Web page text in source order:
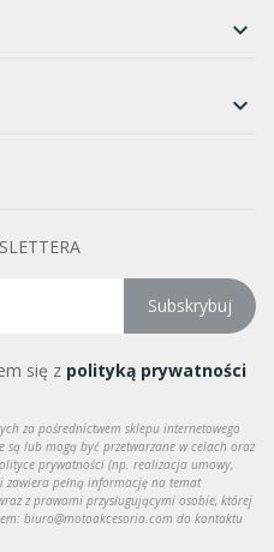


Subskrybuj
się z polityką prywatności
za pośrednictwem sklepu internetowego
są lub mogą być przetwarzane w celach oraz
prywatności (np. realizacja umowy,
pełną informację na temat
z prawami przysługującymi osobie, której
biuro@motoakcesoria.com do kontaktu